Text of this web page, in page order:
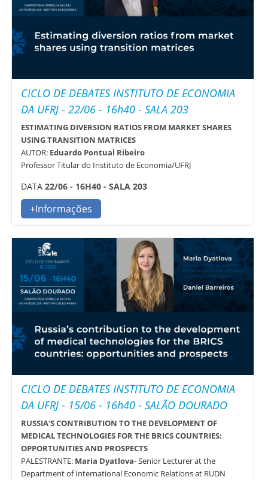
CICLO DE DEBATES INSTITUTO DE ECONOMIA
DA UFRJ - 22/06 - 16h40 - SALA 203
ESTIMATING DIVERSION RATIOS FROM MARKET SHARES
USING TRANSITION MATRICES
AUTOR:Eduardo Pontual Ribeiro
Professor Titular do Instituto de Economia/UFRJ
DATA22/06 - 16H40 - SALA 203
+Informações
CICLO DE DEBATES INSTITUTO DE ECONOMIA
DA UFRJ - 15/06 - 16h40 - SALÃO DOURADO
RUSSIA'S CONTRIBUTION TO THE DEVELOPMENT OF
MEDICAL TECHNOLOGIES FOR THE BRICS COUNTRIES:
OPPORTUNITIES AND PROSPECTS
PALESTRANTE:Maria Dyatlova- Senior Lecturer at the
Department of International Economic Relations at RUDN